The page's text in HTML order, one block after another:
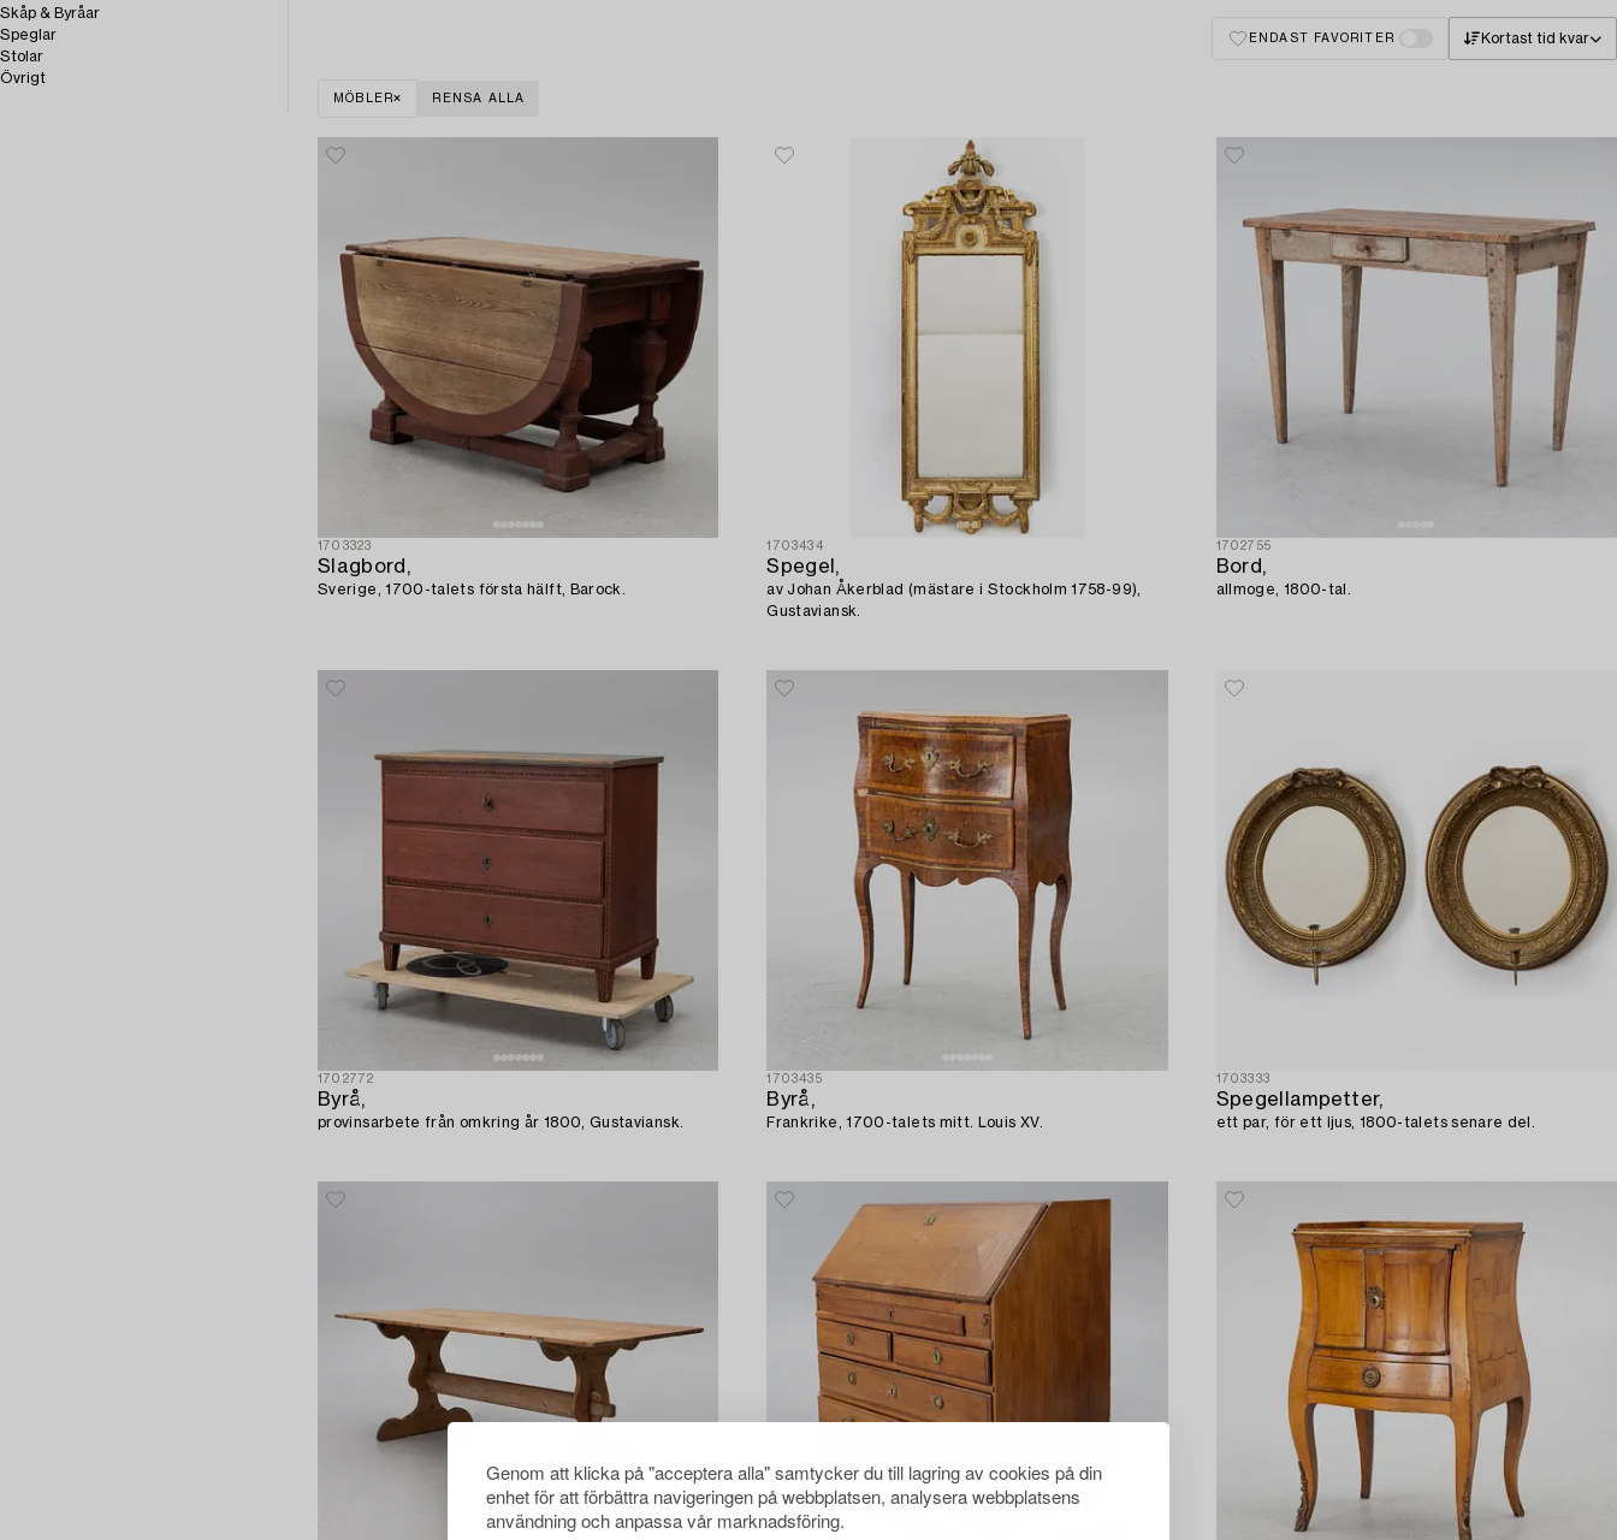
Genom att klicka på "acceptera alla" samtycker du till lagring av cookies på din
enhet för att förbättra navigeringen på webbplatsen, analysera webbplatsens
användning och anpassa vår marknadsföring.
Skåp & Byråar
Speglar
Stolar
Övrigt
ENDAST FAVORITER Kortast tid kvar
MÖBLER RENSA ALLA
1703323
Slagbord,
Sverige, 1700-talets första hälft, Barock.
1703434
Spegel,
av Johan Åkerblad (mästare i Stockholm 1758-99),
Gustaviansk.
1702755
Bord,
allmoge, 1800-tal.
1702772
Byrå,
provinsarbete från omkring år 1800, Gustaviansk.
1703435
Byrå,
Frankrike, 1700-talets mitt. Louis XV.
1703333
Spegellampetter,
ett par, för ett ljus, 1800-talets senare del.